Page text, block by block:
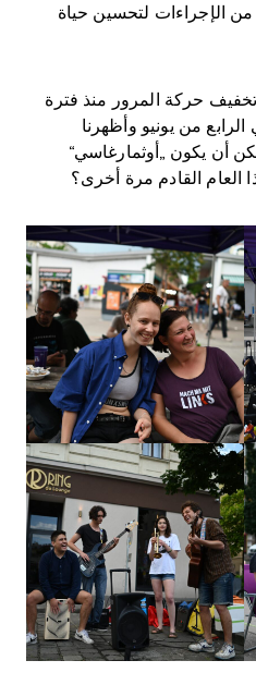
من الإجراءات لتحسين حياة
تخفيف حركة المرور منذ فترة
من يونيو وأظهرنا
أن يكون „أوثمارغاسي“
العام القادم مرة أخرى؟